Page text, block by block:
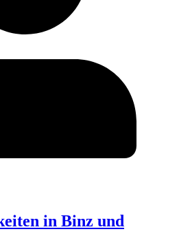
in Binz und